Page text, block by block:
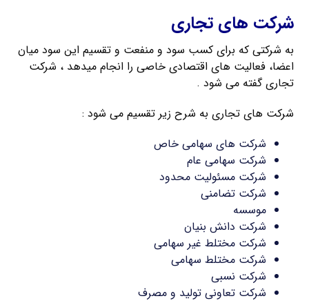
شرکت های تجاری
به شرکتی که برای کسب سود و منفعت و تقسیم این سود میان
اعضا، فعالیت های اقتصادی خاصی را انجام میدهد ، شرکت
تجاری گفته می شود .
شرکت های تجاری به شرح زیر تقسیم می شود :
شرکت های سهامی خاص
شرکت سهامی عام
شرکت مسئولیت محدود
شرکت تضامنی
موسسه
شرکت دانش بنیان
شرکت مختلط غیر سهامی
شرکت مختلط سهامی
شرکت نسبی
شرکت تعاونی تولید و مصرف